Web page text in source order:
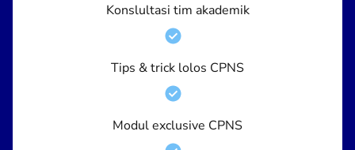
Konslultasi tim akademik
Tips & trick lolos CPNS
Modul exclusive CPNS